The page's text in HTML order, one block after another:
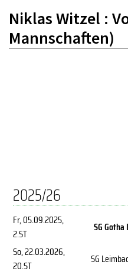
Niklas Witzel :
Mannschaften)
2025/26
Fr, 05.09.2025,
2.ST
SG Gotha
So, 22.03.2026,
20.ST
SG